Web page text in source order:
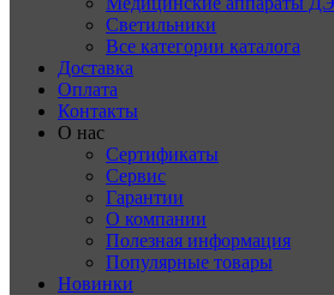
Светильники
Все категории каталога
Доставка
Оплата
Контакты
О нас
Сертификаты
Сервис
Гарантии
О компании
Полезная информация
Популярные товары
Новинки